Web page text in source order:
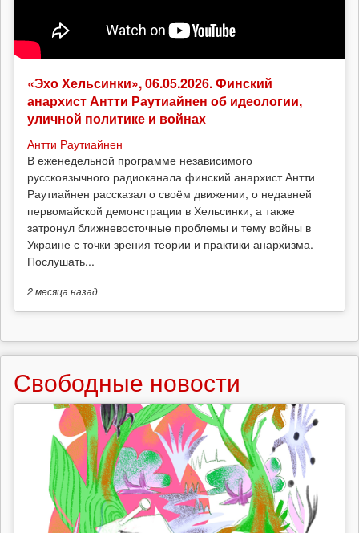
«Эхо Хельсинки», 06.05.2026. Финский
анархист Антти Раутиайнен об идеологии,
уличной политике и войнах
Антти Раутиайнен
В еженедельной программе независимого
русскоязычного радиоканала финский анархист Антти
Раутиайнен рассказал о своём движении, о недавней
первомайской демонстрации в Хельсинки, а также
затронул ближневосточные проблемы и тему войны в
Украине с точки зрения теории и практики анархизма.
Послушать...
2 месяцаназад
Свободные новости